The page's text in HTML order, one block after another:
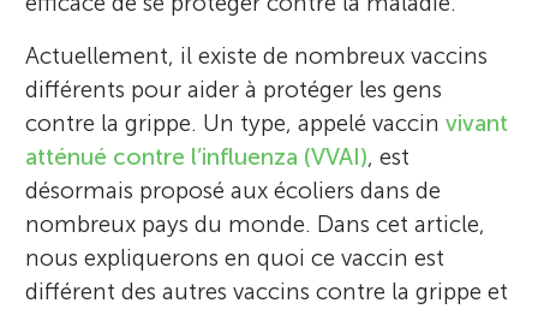
Actuellement, il existe de nombreux vaccins
différents pour aider à protéger les gens
contre la grippe. Un type, appelé vaccinvivant
atténué contre l’influenza (VVAI), est
désormais proposé aux écoliers dans de
nombreux pays du monde. Dans cet article,
nous expliquerons en quoi ce vaccin est
différent des autres vaccins contre la grippe et